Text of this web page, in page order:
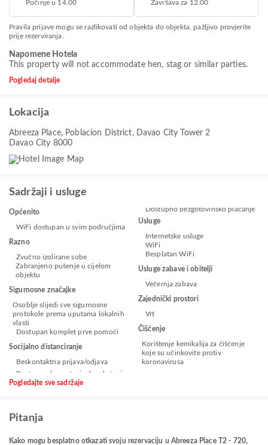
Počinje u 14.00 Završava za 12.00
Pravila prijave mogu se razlikovati od objekta do objekta, pažljivo provjerite
prije rezerviranja.
Napomene Hotela
This property will not accommodate hen, stag or similar parties.
Pogledaj detalje
Lokacija
Abreeza Place, Poblacion District, Davao City Tower 2
Davao City 8000
Sadržaji i usluge
Općenito
WiFi dostupan u svim područjima
Razno
Zvučno izolirane sobe
Zabranjeno pušenje u cijelom
objektu
Sigurnosne značajke
Osoblje slijedi sve sigurnosne
protokole prema uputama lokalnih
vlasti
Dostupan komplet prve pomoći
Socijalno distanciranje
Beskontaktna prijava/odjava
Dostupno bezgotovinsko plaćanje
Usluge
Internetske usluge
WiFi
Besplatan WiFi
Usluge zabave i obitelji
Večernja zabava
Zajednički prostori
Vrt
Čišćenje
Korištenje kemikalija za čišćenje
koje su učinkovite protiv
koronavirusa
Pogledajte sve sadržaje
Pitanja
Kako mogu besplatno otkazati svoju rezervaciju u Abreeza Place T2 - 720,